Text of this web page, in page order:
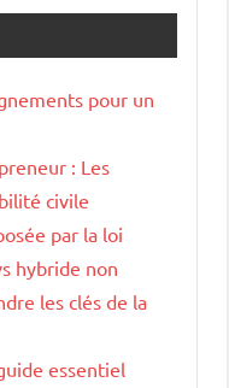
pour un
: Les
civile
par la loi
hybride non
les clés de la
essentiel